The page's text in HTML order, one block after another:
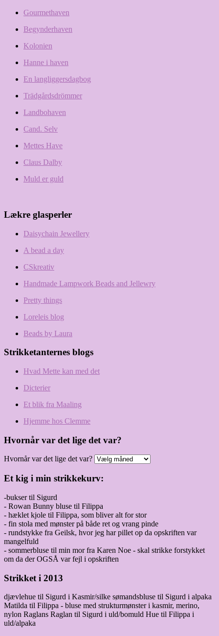
Gourmethaven
Begynderhaven
Kolonien
Hanne i haven
En langliggersdagbog
Trädgårdsdrömmer
Landbohaven
Cand. Selv
Mettes Have
Claus Dalby
Muld er guld
Lækre glasperler
Daisychain Jewellery
A bead a day
CSkreativ
Handmade Lampwork Beads and Jellewry
Pretty things
Loreleis blog
Beads by Laura
Strikketanternes blogs
Hvad Mette kan med det
Dicterier
Et blik fra Maaling
Hjemme hos Clemme
Hvornår var det lige det var?
Hvornår var det lige det var?
Et kig i min strikkekurv:
-bukser til Sigurd
- Rowan Bunny bluse til Filippa
- hæklet kjole til Filippa, som bliver alt for stor
- fin stola med mønster på både ret og vrang pinde
- rundstykke fra Geilsk, hvor jeg har pillet op da opskriften var
mangelfuld
- sommerbluse til min mor fra Karen Noe - skal strikke forstykket
om da der OGSÅ var fejl i opskriften
Strikket i 2013
djævlehue til Sigurd i Kasmir/silke sømandsbluse til Sigurd i alpaka
Matilda til Filippa - bluse med strukturmønster i kasmir, merino,
nylon Raglans Raglan til Sigurd i uld/bomuld Hue til Filippa i
uld/alpaka